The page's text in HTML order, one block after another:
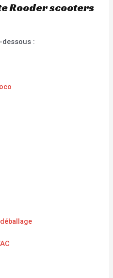
Rooder scooters
: